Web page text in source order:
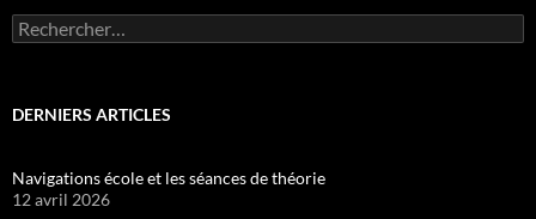
Rechercher :
DERNIERS ARTICLES
Navigations école et les séances de théorie
12 avril 2026